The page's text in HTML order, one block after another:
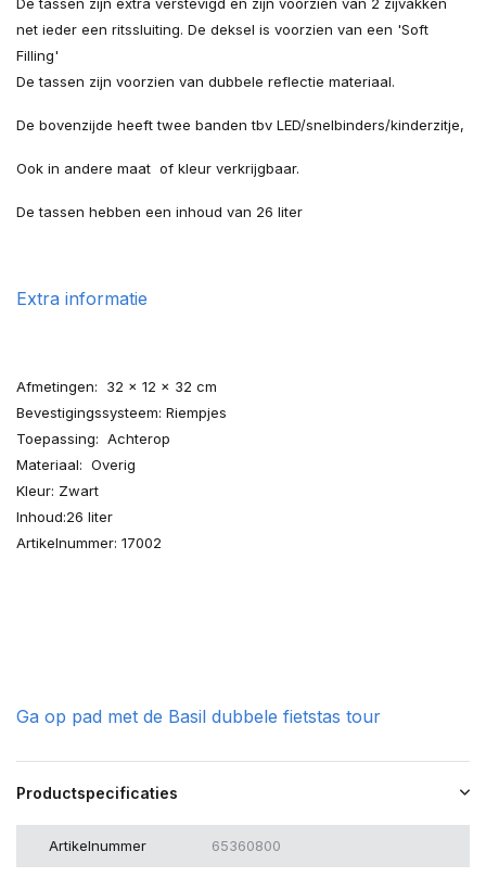
net ieder een ritssluiting. De deksel is voorzien van een 'Soft
Filling'
De tassen zijn voorzien van dubbele reflectie materiaal.
De bovenzijde heeft twee banden tbv LED/snelbinders/kinderzitje,
Ook in andere maat of kleur verkrijgbaar.
De tassen hebben een inhoud van 26 liter
Extra informatie
Afmetingen: 32 x 12 x 32 cm
Bevestigingssysteem: Riempjes
Toepassing: Achterop
Materiaal: Overig
Kleur: Zwart
Inhoud:26 liter
Artikelnummer: 17002
Ga op pad met de Basil dubbele fietstas tour
Productspecificaties
Artikelnummer 65360800